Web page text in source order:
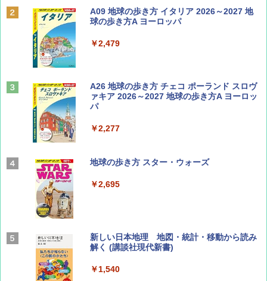
Coyote No.89 特集 星野道夫 夢見る旅
山と溪谷 2026年8月号「南アルプス大全」
￥1,540
AIRLINE（エアライン）2026年9月号【特
BE-PAL(ビ-パル) 2026年 9 月号【特別付録:
SOTO ミニマル"旅"財布 ランダム2種】
￥1,500
A09 地球の歩き方 イタリア 2026～2027 地
球の歩き方A ヨーロッパ
￥2,479
A26 地球の歩き方 チェコ ポーランド スロヴ
ァキア 2026～2027 地球の歩き方A ヨーロッ
パ
￥2,277
地球の歩き方 スター・ウォーズ
￥2,695
新しい日本地理 地図・統計・移動から読み
解く (講談社現代新書)
￥1,540